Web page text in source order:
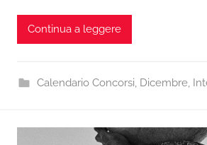
Continua a leggere
Calendario Concorsi Dicembre,